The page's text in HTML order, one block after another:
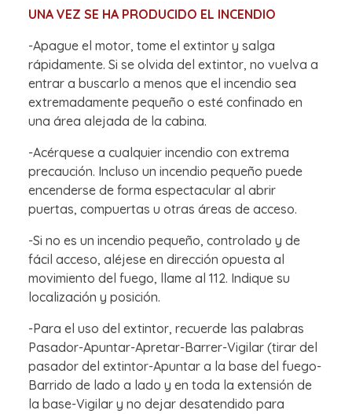
UNA VEZ SE HA PRODUCIDO EL INCENDIO
-Apague el motor, tome el extintor y salga
rápidamente. Si se olvida del extintor, no vuelva a
entrar a buscarlo a menos que el incendio sea
extremadamente pequeño o esté confinado en
una área alejada de la cabina.
-Acérquese a cualquier incendio con extrema
precaución. Incluso un incendio pequeño puede
encenderse de forma espectacular al abrir
puertas, compuertas u otras áreas de acceso.
-Si no es un incendio pequeño, controlado y de
fácil acceso, aléjese en dirección opuesta al
movimiento del fuego, llame al 112. Indique su
localización y posición.
-Para el uso del extintor, recuerde las palabras
Pasador-Apuntar-Apretar-Barrer-Vigilar (tirar del
pasador del extintor-Apuntar a la base del fuego-
Barrido de lado a lado y en toda la extensión de
la base-Vigilar y no dejar desatendido para